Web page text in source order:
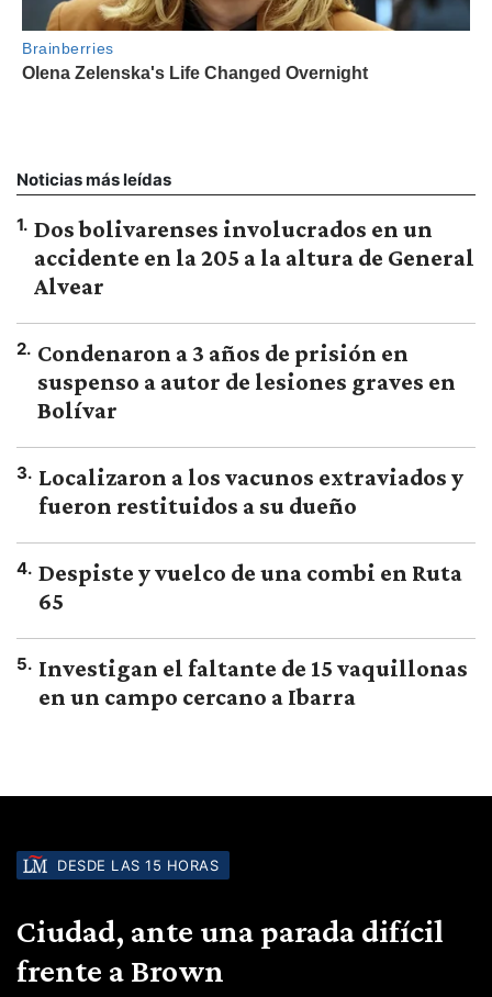
Noticias más leídas
1. Dos bolivarenses involucrados en un
accidente en la 205 a la altura de General
Alvear
2. Condenaron a 3 años de prisión en
suspenso a autor de lesiones graves en
Bolívar
3. Localizaron a los vacunos extraviados y
fueron restituidos a su dueño
4. Despiste y vuelco de una combi en Ruta
65
5. Investigan el faltante de 15 vaquillonas
en un campo cercano a Ibarra
DESDE LAS 15 HORAS
Ciudad, ante una parada difícil
frente a Brown